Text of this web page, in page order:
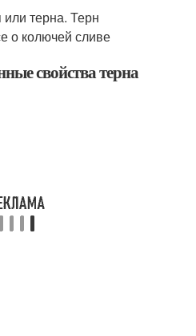
свойства терна